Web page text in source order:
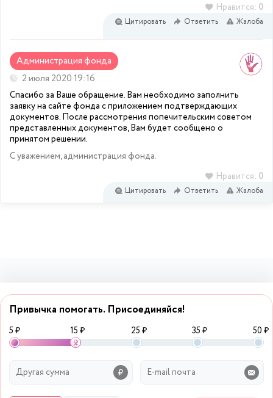
Нравится: 0
Цитировать Ответить Жалоба
Администрация фонда
2 июля 2020 19:16
Спасибо за Ваше обращение. Вам необходимо заполнить
заявку на сайте фонда с приложением подтверждающих
документов. После рассмотрения попечительским советом
представленных документов, Вам будет сообщено о
принятом решении.
С уважением, администрация фонда.
Нравится: 0
Цитировать Ответить Жалоба
Привычка помогать. Присоединяйся!
5 ₽ 15 ₽ 25 ₽ 35 ₽ 50 ₽